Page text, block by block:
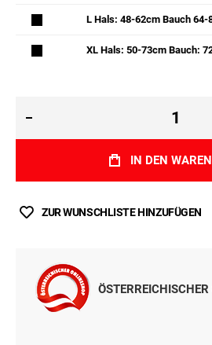
L Hals: 48-62cm Bauch 64-
XL Hals: 50-73cm Bauch:
IN DEN
ZUR WUNSCHLISTE HINZUFÜGEN